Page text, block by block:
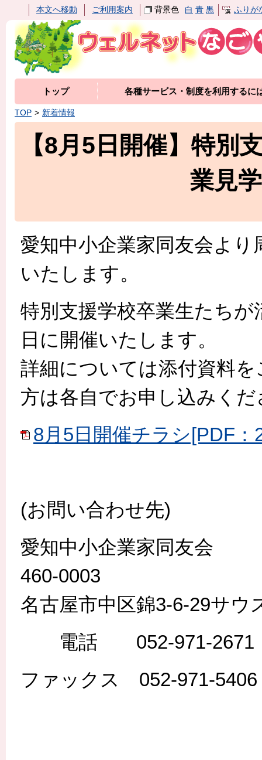
本文へ移動 ご利用案内 背景色 白 青 黒 ふりが
トップ 各種サービス・制度を利用するに
TOP 新着情報
【8月5日開催】特別
業見
愛知中小企業家同友会よ
いたします。
特別支援学校卒業生たち
日に開催いたします。
詳細については添付資料
方は各自でお申し込みくだ
8月5日開催チラシ[PDF：
(お問い合わせ先)
愛知中小企業家同友会
460-0003
名古屋市中区錦3-6-29サウ
電話 052-971-2671
ファックス 052-971-5406